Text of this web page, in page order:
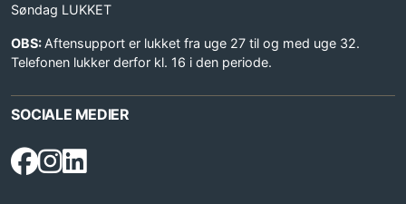
Søndag LUKKET
OBS: Aftensupport er lukket fra uge 27 til og med uge 32.
Telefonen lukker derfor kl. 16 i den periode.
SOCIALE MEDIER